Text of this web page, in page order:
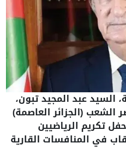
عبد المجيد تبون،
الشعب (الجزائر العاصمة)
تكريم الرياضيين
في المنافسات القارية